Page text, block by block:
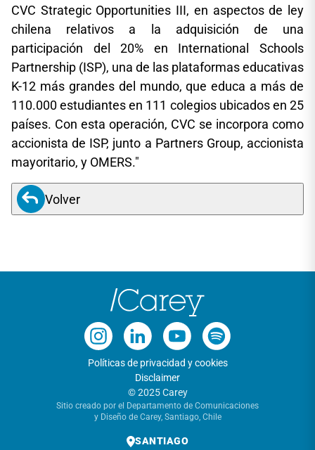
CVC Strategic Opportunities III, en aspectos de ley
chilena relativos a la adquisición de una
participación del 20% en International Schools
Partnership (ISP), una de las plataformas educativas
K-12 más grandes del mundo, que educa a más de
110.000 estudiantes en 111 colegios ubicados en 25
países. Con esta operación, CVC se incorpora como
accionista de ISP, junto a Partners Group, accionista
mayoritario, y OMERS."
Volver
Políticas de privacidad y cookies
Disclaimer
© 2025 Carey
Sitio creado por el Departamento de Comunicaciones
y Diseño de Carey, Santiago, Chile
SANTIAGO